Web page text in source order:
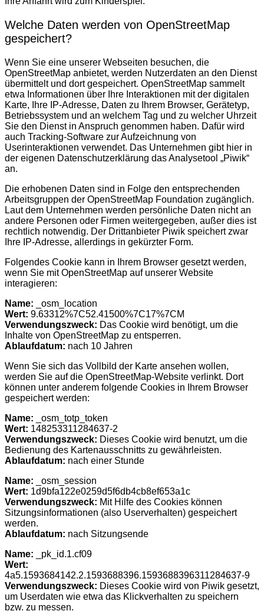
Welche Daten werden von OpenStreetMap
gespeichert?
Wenn Sie eine unserer Webseiten besuchen, die
OpenStreetMap anbietet, werden Nutzerdaten an den Dienst
übermittelt und dort gespeichert. OpenStreetMap sammelt
etwa Informationen über Ihre Interaktionen mit der digitalen
Karte, Ihre IP-Adresse, Daten zu Ihrem Browser, Gerätetyp,
Betriebssystem und an welchem Tag und zu welcher Uhrzeit
Sie den Dienst in Anspruch genommen haben. Dafür wird
auch Tracking-Software zur Aufzeichnung von
Userinteraktionen verwendet. Das Unternehmen gibt hier in
der eigenen Datenschutzerklärung das Analysetool „Piwik“
an.
Die erhobenen Daten sind in Folge den entsprechenden
Arbeitsgruppen der OpenStreetMap Foundation zugänglich.
Laut dem Unternehmen werden persönliche Daten nicht an
andere Personen oder Firmen weitergegeben, außer dies ist
rechtlich notwendig. Der Drittanbieter Piwik speichert zwar
Ihre IP-Adresse, allerdings in gekürzter Form.
Folgendes Cookie kann in Ihrem Browser gesetzt werden,
wenn Sie mit OpenStreetMap auf unserer Website
interagieren:
Name: _osm_location
Wert: 9.63312%7C52.41500%7C17%7CM
Verwendungszweck: Das Cookie wird benötigt, um die
Inhalte von OpenStreetMap zu entsperren.
Ablaufdatum: nach 10 Jahren
Wenn Sie sich das Vollbild der Karte ansehen wollen,
werden Sie auf die OpenStreetMap-Website verlinkt. Dort
können unter anderem folgende Cookies in Ihrem Browser
gespeichert werden:
Name: _osm_totp_token
Wert: 148253311284637-2
Verwendungszweck: Dieses Cookie wird benutzt, um die
Bedienung des Kartenausschnitts zu gewährleisten.
Ablaufdatum: nach einer Stunde
Name: _osm_session
Wert: 1d9bfa122e0259d5f6db4cb8ef653a1c
Verwendungszweck: Mit Hilfe des Cookies können
Sitzungsinformationen (also Userverhalten) gespeichert
werden.
Ablaufdatum: nach Sitzungsende
Name: _pk_id.1.cf09
Wert:
4a5.1593684142.2.1593688396.1593688396311284637-9
Verwendungszweck: Dieses Cookie wird von Piwik gesetzt,
um Userdaten wie etwa das Klickverhalten zu speichern
bzw. zu messen.